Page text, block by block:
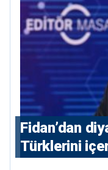
Fidan’dan
Türklerini